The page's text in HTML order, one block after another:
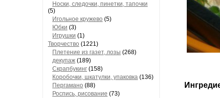
Носки, следочки, пинетки, тапочки
(5)
Игольное кружево (5)
Юбки (3)
Игрушки (1)
Творчество (1221)
Плетение из газет, лозы (268)
декупаж (189)
Скрапбукинг (158)
Коробочки, шкатулки, упаковка (136)
Пергамано (88)
Роспись, рисование (73)